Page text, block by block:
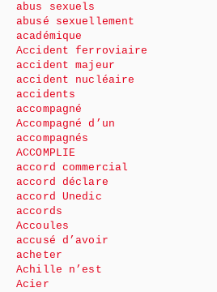
abus sexuels
abusé sexuellement
académique
Accident ferroviaire
accident majeur
accident nucléaire
accidents
accompagné
Accompagné d’un
accompagnés
ACCOMPLIE
accord commercial
accord déclare
accord Unedic
accords
Accoules
accusé d’avoir
acheter
Achille n’est
Acier